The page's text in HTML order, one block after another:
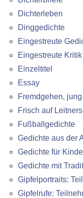
Dichterleben
Dinggedichte
Eingestreute
Eingestreute Kritik
Einzeltitel
Essay
Fremdgehen,
Frisch auf
Fußballgedichte
Gedichte aus der
Gedichte für
Gedichte mit
Gipfelportraits:
Gipfelrufe: